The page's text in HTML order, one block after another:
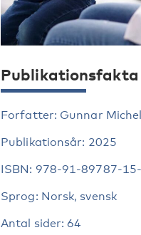
Publikationsfakta
Forfatter: Gunnar
Publikationsår: 2025
ISBN: 978-91-89787-
Sprog: Norsk, svensk
Antal sider: 64